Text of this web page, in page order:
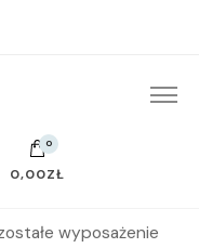
0
0,00ZŁ
wyposażenie